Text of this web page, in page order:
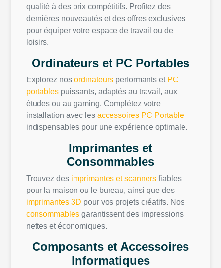
qualité à des prix compétitifs. Profitez des
dernières nouveautés et des offres exclusives
pour équiper votre espace de travail ou de
loisirs.
Ordinateurs et PC Portables
Explorez nos ordinateurs performants et PC
portables puissants, adaptés au travail, aux
études ou au gaming. Complétez votre
installation avec les accessoires PC Portable
indispensables pour une expérience optimale.
Imprimantes et
Consommables
Trouvez des imprimantes et scanners fiables
pour la maison ou le bureau, ainsi que des
imprimantes 3D pour vos projets créatifs. Nos
consommables garantissent des impressions
nettes et économiques.
Composants et Accessoires
Informatiques